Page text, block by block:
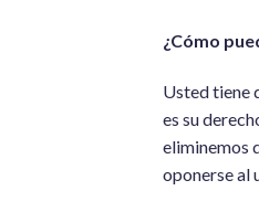
¿Cómo
Usted tiene
es su
eliminemos
oponerse al